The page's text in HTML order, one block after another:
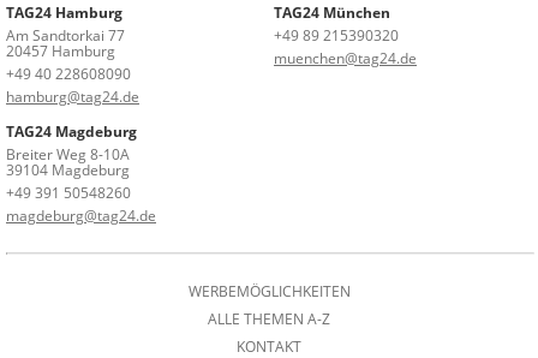
TAG24 Hamburg
Am Sandtorkai 77
20457 Hamburg
+49 40 228608090
hamburg@tag24.de
TAG24 München
+49 89 215390320
muenchen@tag24.de
TAG24 Magdeburg
Breiter Weg 8-10A
39104 Magdeburg
+49 391 50548260
magdeburg@tag24.de
WERBEMÖGLICHKEITEN
ALLE THEMEN A-Z
KONTAKT